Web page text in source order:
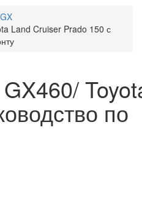
Land Cruiser Prado 150 с
по